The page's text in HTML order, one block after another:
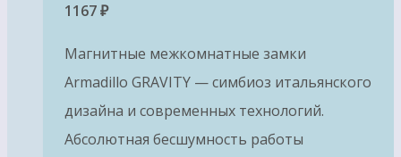
1167₽
Магнитные межкомнатные замки
Armadillo GRAVITY — симбиоз итальянского
дизайна и современных технологий.
Абсолютная бесшумность работы